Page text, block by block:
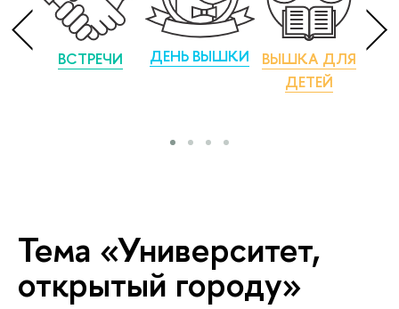
ВСТРЕЧИ ДЕНЬ ВЫШКИ
ВЫШКА ДЛЯ
ДЕТЕЙ
Тема «Университет,
открытый городу»